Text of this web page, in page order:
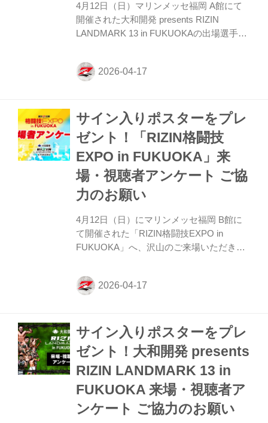
4月12日（日）マリンメッセ福岡 A館にて
開催された大和開発 presents RIZIN
LANDMARK 13 in FUKUOKAの出場選手た
で見る ヌルハン・ズマガジー「このまま勝
ち星を積み続けて、そしてベルトに辿り着
上でもそして体の面でも非常に良い状態で
す。全て自分たちが計画した通りに進める
ことができました。先述通りの試合展開だ
ったと思います。 ーー対戦相手の天弥選手
が計量オーバーをしてしまったことを初め
て聞いた時にはどんな感想を持ちました
か。 ズマガ...
サイン入りポスターをプレ
ゼント！「RIZIN格闘技
EXPO in FUKUOKA」来
場・視聴者アンケート ご協
力のお願い
4月12日（日）にマリンメッセ福岡 B館に
て開催された「RIZIN格闘技EXPO in
FUKUOKA」へ、沢山のご来場いただき誠
ご来場された皆さまへ簡単なアンケートを
実施しております。たくさんのご意見・ご
だいた方の中から抽選で2名様に「大和開
発 presents RIZIN LANDMARK 13 in
FUKUOKA 出場選手サイン入りポスター」
をプレゼント致します。 プレゼント内容
RIZIN LANDMARK 13 in FUKUOKA 出場選
手サイン入りポスタ...
サイン入りポスターをプレ
ゼント！大和開発 presents
RIZIN LANDMARK 13 in
FUKUOKA 来場・視聴者ア
ンケート ご協力のお願い